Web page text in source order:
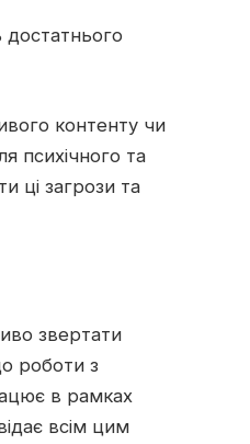
контенту чи
психічного та
ці загрози та
звертати
роботи з
в рамках
всім цим